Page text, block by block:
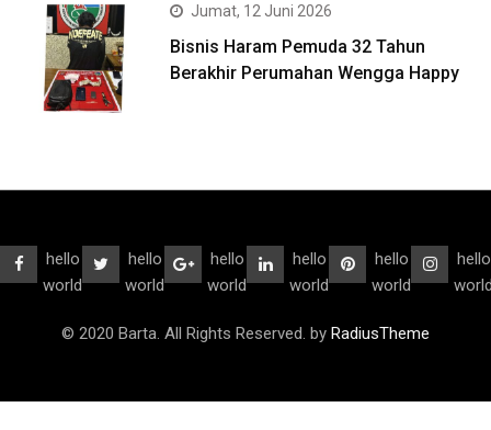
Jumat, 12 Juni 2026
Bisnis Haram Pemuda 32 Tahun
Berakhir Perumahan Wengga Happy
hello
world
hello
world
hello
world
hello
world
hello
world
hello
© 2020 Barta. All Rights Reserved. by RadiusTheme